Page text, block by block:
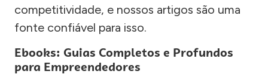
competitividade, e nossos artigos são uma
fonte confiável para isso.
Ebooks: Guias Completos e Profundos
para Empreendedores